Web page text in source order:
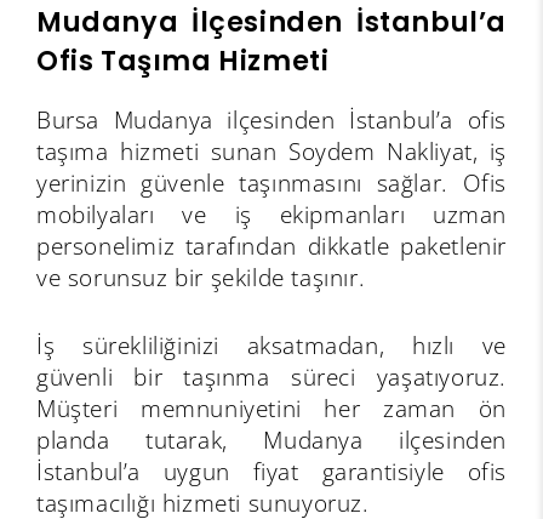
Mudanya İlçesinden İstanbul’a
Ofis Taşıma Hizmeti
Bursa Mudanya ilçesinden İstanbul’a ofis
taşıma hizmeti sunan Soydem Nakliyat, iş
yerinizin güvenle taşınmasını sağlar. Ofis
mobilyaları ve iş ekipmanları uzman
personelimiz tarafından dikkatle paketlenir
ve sorunsuz bir şekilde taşınır.
İş sürekliliğinizi aksatmadan, hızlı ve
güvenli bir taşınma süreci yaşatıyoruz.
Müşteri memnuniyetini her zaman ön
planda tutarak, Mudanya ilçesinden
İstanbul’a uygun fiyat garantisiyle ofis
taşımacılığı hizmeti sunuyoruz.